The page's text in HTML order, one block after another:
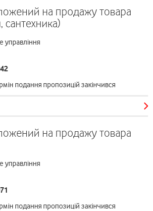
на продажу товара
управління
подання пропозицій закінчився
на продажу товара
управління
подання пропозицій закінчився